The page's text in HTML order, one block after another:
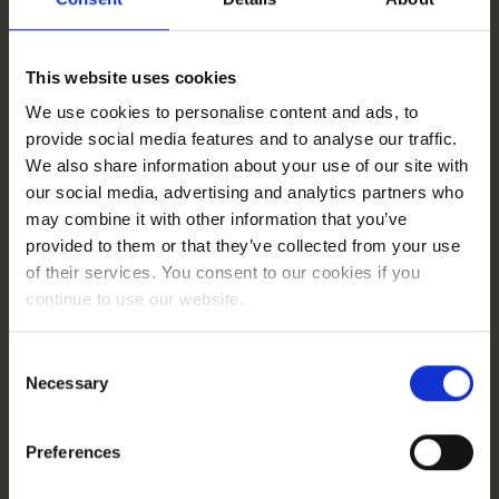
This website uses cookies
We use cookies to personalise content and ads, to
provide social media features and to analyse our traffic.
We also share information about your use of our site with
our social media, advertising and analytics partners who
may combine it with other information that you’ve
provided to them or that they’ve collected from your use
of their services. You consent to our cookies if you
continue to use our website.
Selection
Necessary
Preferences
się wiedzą, obserwacjami i kontekstem branżowym, który
Z naszej strony wprowadzaliśmy zespół Multikina w świat
narzędzi performance marketingu. Uczyliśmy, jak korzystać
z możliwości Google Ads i Facebook Ads, analizować dane,
interpretować wyniki i podejmować decyzje oparte na
faktach. Wspólnie testowaliśmy różne podejścia, formaty i
segmentacje. Z czasem — dzięki cierpliwości,
wzajemnemu zaufaniu i ciągłej optymalizacji — działania
zaczęły realnie przekładać się na wyniki.
satysfakcjonujących. W październiku 2017 udział kampanii
, a w liczbie